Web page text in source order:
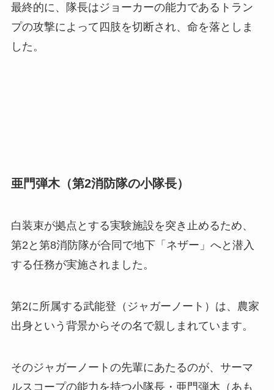
最終的に、隊長はジョーカーの能力であるトラン
プの攻撃によって四肢を切断され、命を落としま
した。
亜門弾木（第2消防隊の小隊長）
白装束が拠点とする実験施設を突き止めるため、
第2と第8消防隊が合同で地下「ネザー」へと潜入
する任務が実施されました。
第2に所属する武能登（ジャガーノート）は、農家
出身という背景からその名で親しまれています。
そのジャガーノートの先輩にあたるのが、サーマ
ルスコープの能力を持つ小隊長・亜門弾木（あも